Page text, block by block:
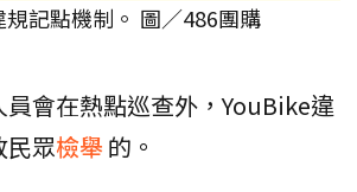
記點機制。 圖／486團購
會在熱點巡查外，YouBike違
民眾檢舉 的。